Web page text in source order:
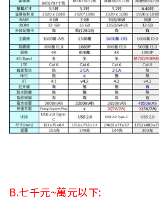
B.七千元~萬元以下: